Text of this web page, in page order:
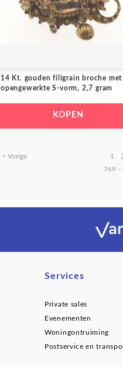
14 Kt. gouden filigrain broche met
opengewerkte S-vorm, 2,7 gram
KOPEN
< Vorige 1
769 -
Services
Private sales
Evenementen
Woningontruiming
Postservice en